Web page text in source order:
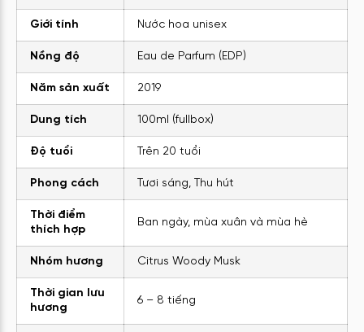
Giới tính Nước hoa unisex
Nồng độ Eau de Parfum (EDP)
Năm sản xuất 2019
Dung tích 100ml (fullbox)
Độ tuổi Trên 20 tuổi
Phong cách Tươi sáng, Thu hút
Thời điểm
thích hợp
Ban ngày, mùa xuân và mùa hè
Nhóm hương Citrus Woody Musk
Thời gian lưu
hương
6 – 8 tiếng